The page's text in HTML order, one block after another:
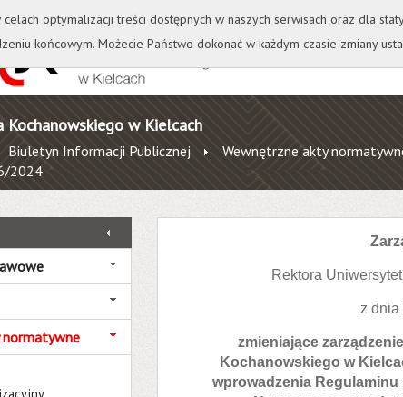
Biblioteka Wydawnictwo Wirtualna Uczelnia A A
Kochanowskiego w Kielcach
Biuletyn Informacji Publicznej Wewnętrzne akty
2024
Rektora
z dnia
zmieniające
Kochanowskiego w
wprowadzenia
optymalizacji treści dostępnych w naszych serwisach oraz dla
końcowym. Możecie Państwo dokonać w każdym czasie zmiany